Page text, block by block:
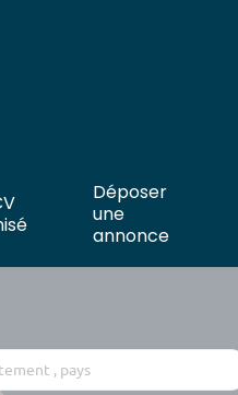
Déposer
une
annonce